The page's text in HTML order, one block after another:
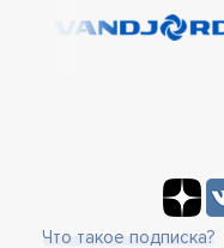
Что такое подписка?